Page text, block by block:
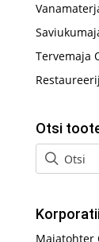
Tervemaja
Otsi
Majatohter